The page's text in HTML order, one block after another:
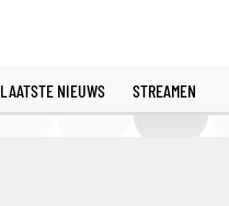
LAATSTE NIEUWS STREAMEN